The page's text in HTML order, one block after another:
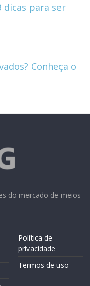
dicas para ser
Conheça o
do mercado de meios
Política de
privacidade
Termos de uso